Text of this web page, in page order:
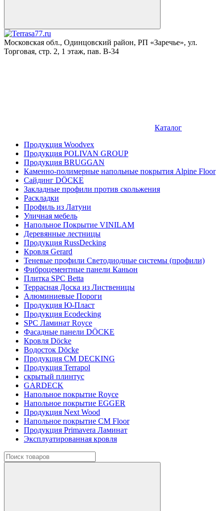
Московская обл., Одинцовский район, РП «Заречье», ул.
Торговая, стр. 2, 1 этаж, пав. B-34
Каталог
Продукция Woodvex
Продукция POLIVAN GROUP
Продукция BRUGGAN
Каменно-полимерные напольные покрытия Alpine Floor
Сайдинг DÖCKE
Закладные профили против скольжения
Раскладки
Профиль из Латуни
Уличная мебель
Напольное Покрытие VINILAM
Деревянные лестницы
Продукция RussDecking
Кровля Gerard
Теневые профили Светодиодные системы (профили)
Фиброцементные панели Каньон
Плитка SPC Betta
Террасная Доска из Лиственицы
Алюминиевые Пороги
Продукция Ю-Пласт
Продукция Ecodecking
SPC Ламинат Royce
Фасадные панели DÖCKE
Кровля Döcke
Водосток Döcke
Продукция CM DECKING
Продукция Terrapol
скрытый плинтус
GARDECK
Напольное покрытие Royce
Напольное покрытие EGGER
Продукция Next Wood
Напольное покрытие CM Floor
Продукция Primavera Ламинат
Эксплуатированная кровля